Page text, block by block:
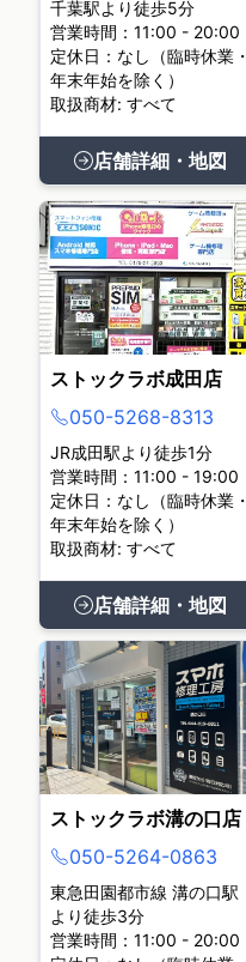
千葉駅より徒歩5分
営業時間：11:00 - 20:00
定休日：なし（臨時休業・
年末年始を除く）
取扱商材: すべて
店舗詳細・地図
ストックラボ成田店
050-5268-8313
JR成田駅より徒歩1分
営業時間：11:00 - 19:00
定休日：なし（臨時休業・
年末年始を除く）
取扱商材: すべて
店舗詳細・地図
ストックラボ溝の口店
050-5264-0863
東急田園都市線 溝の口駅
より徒歩3分
営業時間：11:00 - 20:00